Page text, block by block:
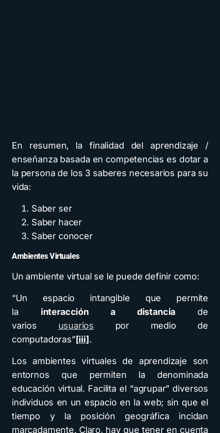
En resumen, la finalidad del aprendizaje /
enseñanza basada en competencias es dotar a
la persona de los 3 saberes necesarios para su
vida:
Saber ser
Saber hacer
Saber conocer
Ambientes Virtuales
Un ambiente virtual se le puede definir como:
“Un espacio intangible que permite
la interacción a distancia de
varios usuarios por medio de
computadoras”[iii].
Los ambientes virtuales de aprendizaje son
entornos que permiten la denominada
educación virtual. Facilita el “agrupar” diversos
individuos en un espacio en la web; sin que el
tiempo y la posición geográfica incidan
marcadamente. Claro, hay que tener en cuenta